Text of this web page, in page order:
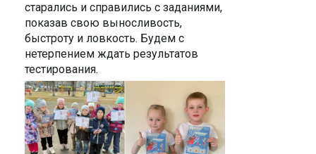
старались и справились с заданиями,
показав свою выносливость,
быстроту и ловкость. Будем с
нетерпением ждать результатов
тестирования.